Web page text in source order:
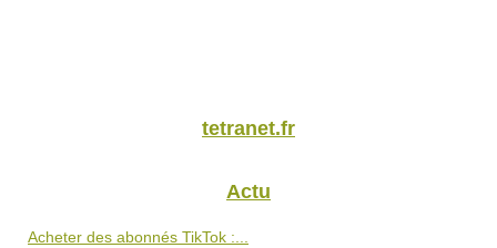
tetranet.fr
Actu
Acheter des abonnés TikTok :...